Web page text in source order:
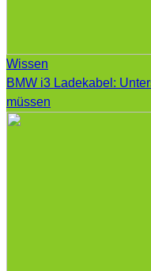
Wissen
BMW i3 Ladekabel:
müssen